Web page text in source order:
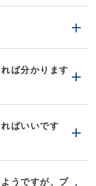
ば分かります
ばいいです
うですが、プ